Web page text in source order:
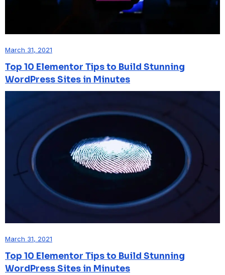
March 31, 2021
Top 10 Elementor Tips to Build Stunning
WordPress Sites in Minutes
March 31, 2021
Top 10 Elementor Tips to Build Stunning
WordPress Sites in Minutes